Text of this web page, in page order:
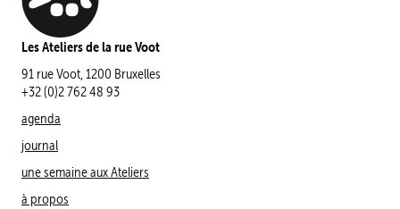
Les Ateliers de la rue Voot
91 rue Voot, 1200 Bruxelles
+32 (0)2 762 48 93
agenda
journal
une semaine aux Ateliers
à propos